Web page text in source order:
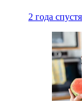
2 года спустя